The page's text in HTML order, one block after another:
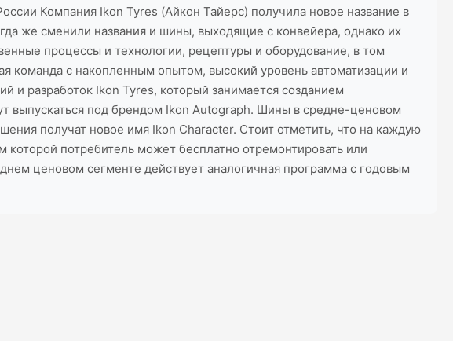
Компания Ikon Tyres (Айкон Тайерс) получила новое название в
же сменили названия и шины, выходящие с конвейера, однако их
процессы и технологии, рецептуры и оборудование, в том
команда с накопленным опытом, высокий уровень автоматизации и
и разработок Ikon Tyres, который занимается созданием
выпускаться под брендом Ikon Autograph. Шины в средне-ценовом
получат новое имя Ikon Character. Стоит отметить, что на каждую
потребитель может бесплатно отремонтировать или
ценовом сегменте действует аналогичная программа с годовым